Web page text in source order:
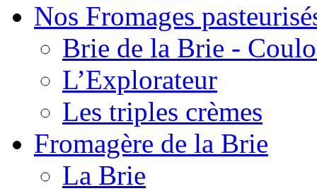
Nos Fromages
Brie de la Brie -
L’Explorateur
Les triples crèmes
Fromagère de la Brie
La Brie